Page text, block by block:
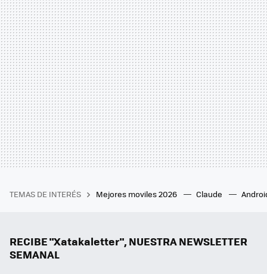
TEMAS DE INTERÉS Mejores moviles 2026 Claude
RECIBE "Xatakaletter", NUESTRA NEWSLETTER
SEMANAL